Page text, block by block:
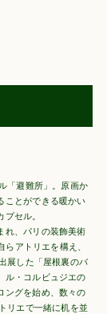
「避難所」。原画か
ことができる暖かい
セル。
れ、パリの装飾美術
アトリエを構え、
展した「屋根裏のバ
ル・コルビュジエの
ングを始め、数々の
リエで一緒に机を並